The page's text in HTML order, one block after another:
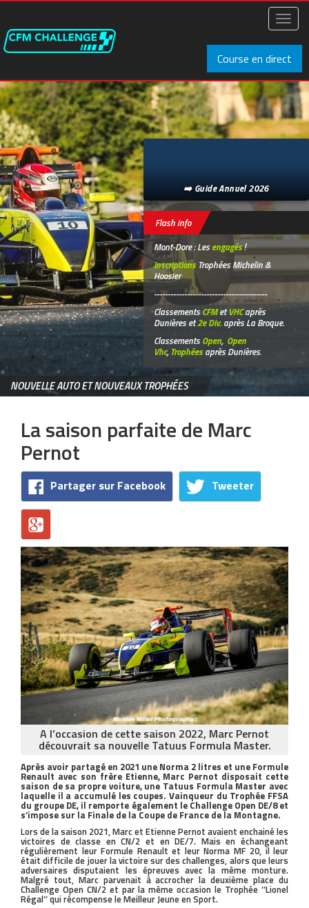
Aller
principal
Course en direct
➡️ Guide Annuel 2026
Flash info
Mont-Dore : Lesengagés!
InscriptionsTrophées Michelin &
Hoosier
-----------------------------------------
ClassementsCFMetVHCaprès
Dunières et2e Div. après La Broque.
ClassementsOpen, Open
Vhc, Trophéesaprès Dunières.
NOUVELLE AUTO ET NOUVEAUX TROPHÉES
La saison parfaite de Marc
Pernot
Partager sur Facebook Tweeter
A l’occasion de cette saison 2022, Marc Pernot
découvrait sa nouvelle Tatuus Formula Master.
Après avoir partagé en 2021 une Norma 2 litres et une Formule
Renault avec son frère Etienne, Marc Pernot disposait cette
saison de sa propre voiture, une Tatuus Formula Master avec
laquelle il a accumulé les coupes. Vainqueur du Trophée FFSA
du groupe DE, il remporte également le Challenge Open DE/8 et
s’impose sur la Finale de la Coupe de France de la Montagne.
Lors de la saison 2021, Marc et Etienne Pernot avaient enchainé les
victoires de classe en CN/2 et en DE/7. Mais en échangeant
régulièrement leur Formule Renault et leur Norma MF 20, il leur
était difficile de jouer la victoire sur des challenges, alors que leurs
adversaires disputaient les épreuves avec la même monture.
Malgré tout, Marc parvenait à accrocher la deuxième place du
Challenge Open CN/2 et par la même occasion le Trophée ’’Lionel
Régal’’ qui récompense le Meilleur Jeune en Sport.